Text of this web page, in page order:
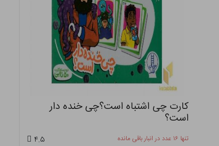
کارت چی اشتباه است؟چی خنده دار
است؟
تنها ۱۶ عدد در انبار باقی مانده ۴.۵